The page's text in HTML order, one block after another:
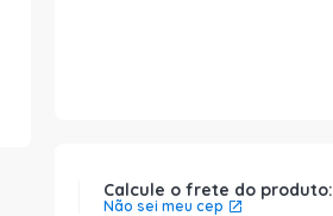
Calcule o frete do produto:
Não sei meu cep